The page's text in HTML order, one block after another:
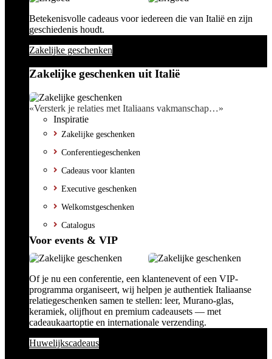
Betekenisvolle cadeaus voor iedereen die van Italië en zijn
geschiedenis houdt.
Zakelijke geschenken
Zakelijke geschenken uit Italië
«Versterk je relaties met Italiaans vakmanschap…»
Inspiratie
Zakelijke geschenken
Conferentiegeschenken
Cadeaus voor klanten
Executive geschenken
Welkomstgeschenken
Catalogus
Voor events & VIP
Of je nu een conferentie, een klantenevent of een VIP-
programma organiseert, wij helpen je authentiek Italiaanse
relatiegeschenken samen te stellen: leer, Murano-glas,
keramiek, olijfhout en premium cadeausets — met
cadeaukaartoptie en internationale verzending.
Huwelijkscadeaus